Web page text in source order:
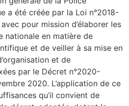
a été créée par la Loi n°2018-
pour mission d’élaborer les
nationale en matière de
et de veiller à sa mise en
et de
par le Décret n°2020-
2020. L’application de ce
qu’il convient de